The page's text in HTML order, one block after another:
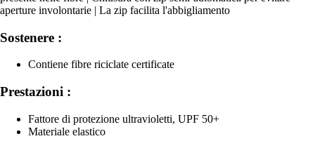
aperture involontarie | La zip facilita l'abbigliamento
Sostenere :
Contiene fibre riciclate certificate
Prestazioni :
Fattore di protezione ultravioletti, UPF 50+
Materiale elastico